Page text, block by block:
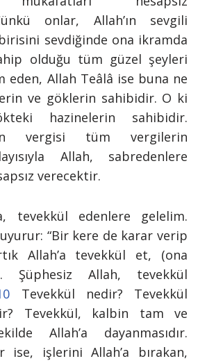
onlar, Allah’ın sevgili
sevdiğinde ona ikramda
olduğu tüm güzel şeyleri
eden, Allah Teâlâ ise buna ne
ve göklerin sahibidir. O ki
hazinelerin sahibidir.
vergisi tüm vergilerin
Allah, sabredenlere
verecektir.
tevekkül edenlere gelelim.
“Bir kere de karar verip
Allah’a tevekkül et, (ona
Şüphesiz Allah, tevekkül
Tevekkül nedir? Tevekkül
Tevekkül, kalbin tam ve
Allah’a dayanmasıdır.
ise, işlerini Allah’a bırakan,